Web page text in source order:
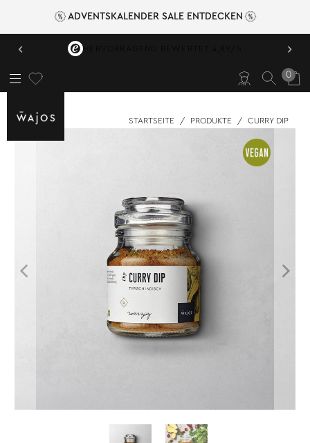
ADVENTSKALENDER SALE ENTDECKEN
‹ VERSANDKOSTENFREI AB 49,95 € ›
0
STARTSEITE / PRODUKTE / CURRY DIP